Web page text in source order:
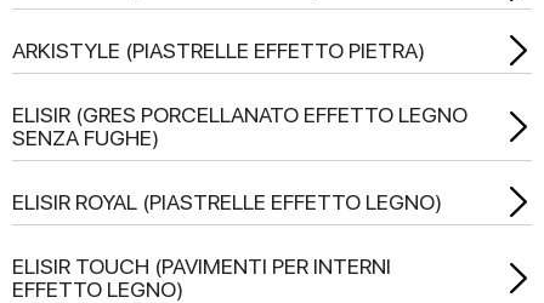
ARKISTYLE (PIASTRELLE EFFETTO PIETRA)
ELISIR (GRES PORCELLANATO EFFETTO LEGNO
SENZA FUGHE)
ELISIR ROYAL (PIASTRELLE EFFETTO LEGNO)
ELISIR TOUCH (PAVIMENTI PER INTERNI
EFFETTO LEGNO)